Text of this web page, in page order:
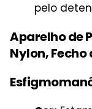
pelo
Aparelho de
Nylon, Fecho